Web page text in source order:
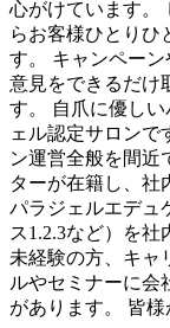
心がけています。
らお客様ひとりひ
す。 キャンペー
意見をできるだけ
す。 自爪に優し
ェル認定サロンで
ン運営全般を間近
ターが在籍し、社
パラジェルエデュ
ス1.2.3など）を社
未経験の方、キャ
ルやセミナーに会
があります。 皆